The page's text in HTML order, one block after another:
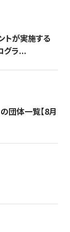
トが実施する
グラ...
団体一覧【8月